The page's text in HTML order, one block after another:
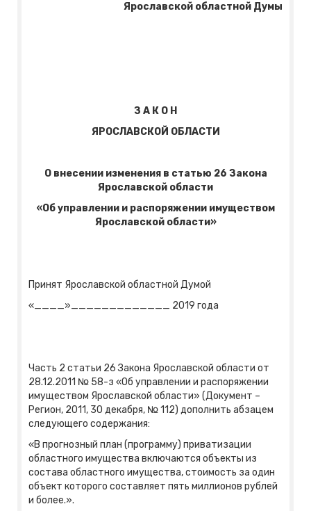
Ярославской областной Думы
З А К О Н
ЯРОСЛАВСКОЙ ОБЛАСТИ
О внесении изменения в статью 26 Закона
Ярославской области
«Об управлении и распоряжении имуществом
Ярославской области»
Принят Ярославской областной Думой
«____»_____________ 2019 года
Часть 2 статьи 26 Закона Ярославской области от
28.12.2011 № 58-з «Об управлении и распоряжении
имуществом Ярославской области» (Документ –
Регион, 2011, 30 декабря, № 112) дополнить абзацем
следующего содержания:
«В прогнозный план (программу) приватизации
областного имущества включаются объекты из
состава областного имущества, стоимость за один
объект которого составляет пять миллионов рублей
и более.».